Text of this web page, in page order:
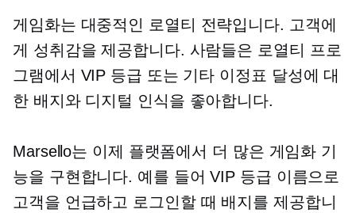
게임화는 대중적인 로열티 전략입니다. 고객에
게 성취감을 제공합니다. 사람들은 로열티 프로
그램에서 VIP 등급 또는 기타 이정표 달성에 대
한 배지와 디지털 인식을 좋아합니다.
Marsello는 이제 플랫폼에서 더 많은 게임화 기
능을 구현합니다. 예를 들어 VIP 등급 이름으로
고객을 언급하고 로그인할 때 배지를 제공합니